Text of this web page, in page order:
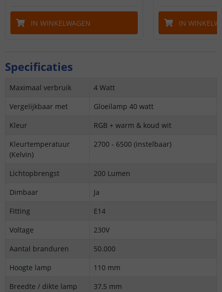
IN WINKELWAGEN IN
Specificaties
Maximaal verbruik
4 Watt
Vergelijkbaar met
Gloeilamp 40 watt
Kleur
RGB + warm & koud wit
Kleurtemperatuur
(Kelvin)
2700 - 6500 (instelbaar)
Lichtopbrengst
200 Lumen
Dimbaar
Ja
Fitting
E14
Voltage
230V
Aantal branduren
50.000
Hoogte lamp
110 mm
Breedte / dikte lamp
37,5 mm